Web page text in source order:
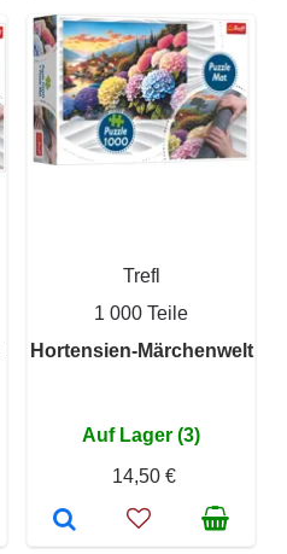
Trefl
1 000 Teile
Hortensien-Märchenwelt
Auf Lager (3)
14,50 €